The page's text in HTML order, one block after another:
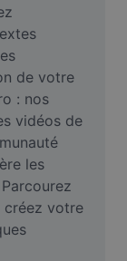
de votre
: nos
vidéos de
les
créez votre